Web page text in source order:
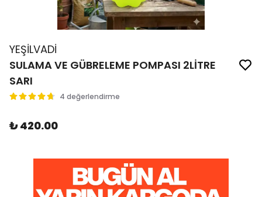
YEŞİLVADİ
SULAMA VE GÜBRELEME POMPASI 2LİTRE
SARI
4 değerlendirme
₺ 420.00